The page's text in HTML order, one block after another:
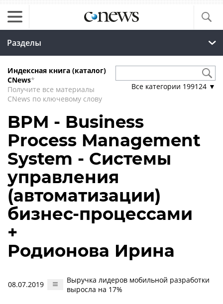
Разделы
Индексная книга (каталог)
CNews*
Получите все материалы
CNews по ключевому слову
Все категории 199124 ▼
BPM - Business
Process Management
System - Системы
управления
(автоматизации)
бизнес-процессами
+
Родионова Ирина
08.07.2019
Выручка лидеров мобильной разработки
выросла на 17%